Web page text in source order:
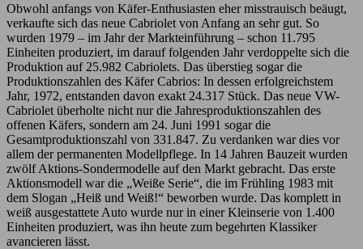
Obwohl anfangs von Käfer-Enthusiasten eher misstrauisch beäugt,
verkaufte sich das neue Cabriolet von Anfang an sehr gut. So
wurden 1979 – im Jahr der Markteinführung – schon 11.795
Einheiten produziert, im darauf folgenden Jahr verdoppelte sich die
Produktion auf 25.982 Cabriolets. Das überstieg sogar die
Produktionszahlen des Käfer Cabrios: In dessen erfolgreichstem
Jahr, 1972, entstanden davon exakt 24.317 Stück. Das neue VW-
Cabriolet überholte nicht nur die Jahresproduktionszahlen des
offenen Käfers, sondern am 24. Juni 1991 sogar die
Gesamtproduktionszahl von 331.847. Zu verdanken war dies vor
allem der permanenten Modellpflege. In 14 Jahren Bauzeit wurden
zwölf Aktions-Sondermodelle auf den Markt gebracht. Das erste
Aktionsmodell war die „Weiße Serie“, die im Frühling 1983 mit
dem Slogan „Heiß und Weiß!“ beworben wurde. Das komplett in
weiß ausgestattete Auto wurde nur in einer Kleinserie von 1.400
Einheiten produziert, was ihn heute zum begehrten Klassiker
avancieren lässt.